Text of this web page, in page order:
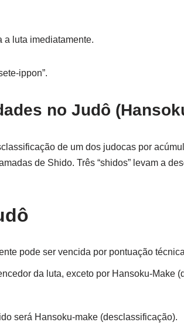
a luta imediatamente.
ippon”.
no Judô
de um dos judocas por
de Shido. Três “shidos” levam a
pode ser vencida por pontuação
da luta, exceto por Hansoku-Make
será Hansoku-make (desclassificação).